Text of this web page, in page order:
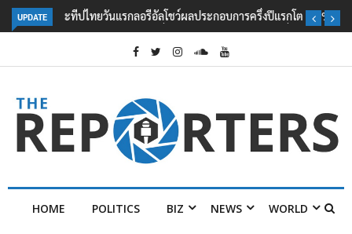
UPDATE
ลอรีอัลโชว์ผลประกอบการครึ่งปีแรกโต 6.5% กวาดรายได้ 2.3 หมื่นล้านยูโร
คว้าไลเซนส์ ‘กุชชี่’ 50 ปี พร้อมส่ง 4 แบรนด์ใหม่บุกตลาดไทย